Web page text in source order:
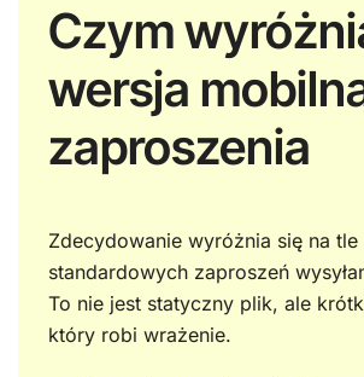
Czym
wersja
zaproszenia
Zdecydowanie wyróżnia się na tle
standardowych zaproszeń
To nie jest statyczny plik, ale
który robi wrażenie.